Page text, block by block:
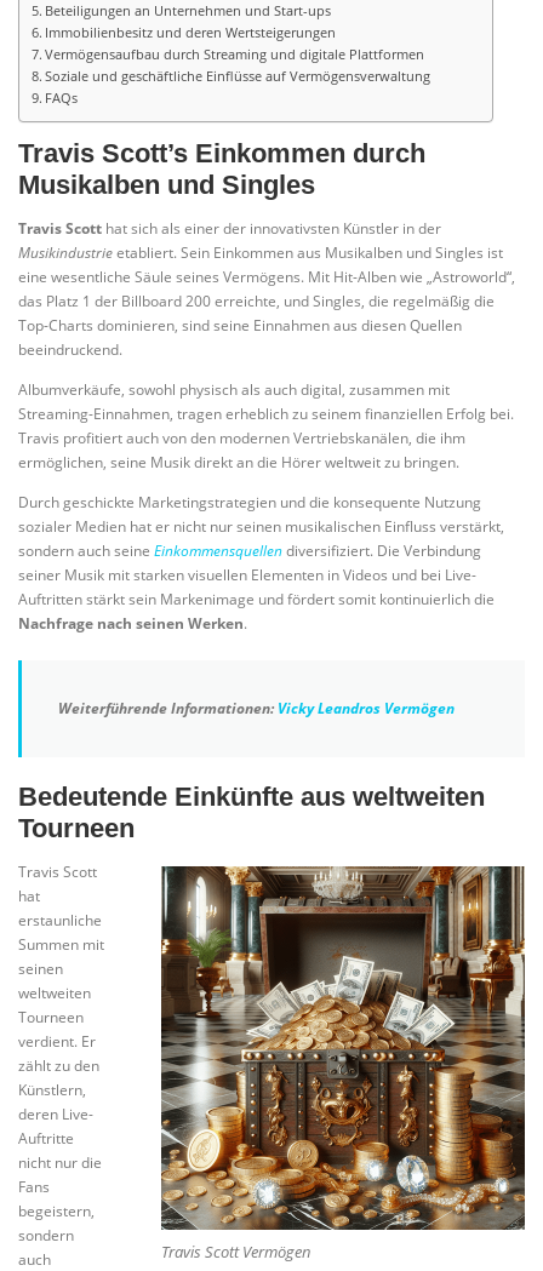
Beteiligungen an Unternehmen und Start-ups
Immobilienbesitz und deren Wertsteigerungen
Vermögensaufbau durch Streaming und digitale Plattformen
Soziale und geschäftliche Einflüsse auf Vermögensverwaltung
FAQs
Travis Scott’s Einkommen durch
Musikalben und Singles
Travis Scott hat sich als einer der innovativsten Künstler in der
Musikindustrieetabliert. Sein Einkommen aus Musikalben und Singles ist
eine wesentliche Säule seines Vermögens. Mit Hit-Alben wie „Astroworld“,
das Platz 1 der Billboard 200 erreichte, und Singles, die regelmäßig die
Top-Charts dominieren, sind seine Einnahmen aus diesen Quellen
beeindruckend.
Albumverkäufe, sowohl physisch als auch digital, zusammen mit
Streaming-Einnahmen, tragen erheblich zu seinem finanziellen Erfolg bei.
Travis profitiert auch von den modernen Vertriebskanälen, die ihm
ermöglichen, seine Musik direkt an die Hörer weltweit zu bringen.
Durch geschickte Marketingstrategien und die konsequente Nutzung
sozialer Medien hat er nicht nur seinen musikalischen Einfluss verstärkt,
sondern auch seine Einkommensquellendiversifiziert. Die Verbindung
seiner Musik mit starken visuellen Elementen in Videos und bei Live-
Auftritten stärkt sein Markenimage und fördert somit kontinuierlich die
Nachfrage nach seinen Werken.
Weiterführende Informationen: Vicky Leandros Vermögen
Bedeutende Einkünfte aus weltweiten
Tourneen
Travis Scott Vermögen
Travis Scott
hat
erstaunliche
Summen mit
seinen
weltweiten
Tourneen
verdient. Er
zählt zu den
Künstlern,
deren Live-
Auftritte
nicht nur die
Fans
begeistern,
sondern
auch